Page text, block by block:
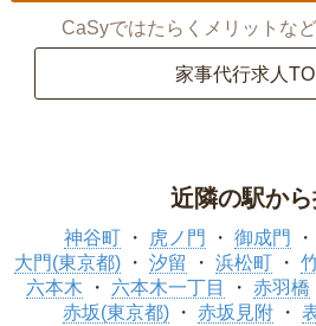
CaSyではたらくメリットな
家事代行求人
近隣の駅か
神谷町 虎ノ門 御成門
大門(東京都)
汐留 浜松町
六本木
六本木一丁目 赤羽橋
赤坂(東京都)
赤坂見附